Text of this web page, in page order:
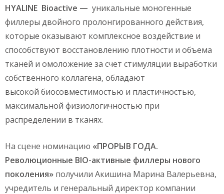
HYALINE Bioactive — уникальные моногенные
филлеры двойного пролонгированного действия,
которые оказывают комплексное воздействие и
способствуют восстановлению плотности и объема
тканей и омоложение за счет стимуляции выработки
собственного коллагена, обладают
высокой биосовместимостью и пластичностью,
максимальной физиологичностью при
распределении в тканях.
На сцене номинацию «ПРОРЫВ ГОДА.
Революционные BIO-активные филлеры нового
поколения» получили Акишина Марина Валерьевна,
учредитель и генеральный директор компании